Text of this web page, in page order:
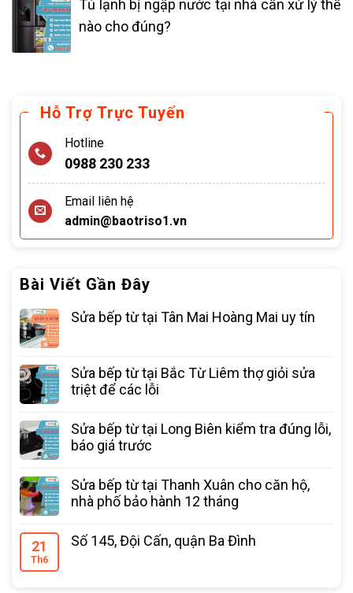
Hỗ Trợ Trực Tuyến
Hotline
0988 230 233
Email liên hệ
admin@baotriso1.vn
Bài Viết Gần Đây
Sửa bếp từ tại Tân Mai Hoàng Mai uy tín
Sửa bếp từ tại Bắc Từ Liêm thợ giỏi sửa
triệt để các lỗi
Sửa bếp từ tại Long Biên kiểm tra đúng lỗi,
báo giá trước
Sửa bếp từ tại Thanh Xuân cho căn hộ,
nhà phố bảo hành 12 tháng
21
Th6
Số 145, Đội Cấn, quận Ba Đình
Tủ lạnh bị ngập nước tại nhà cần xử lý thế
nào cho đúng?